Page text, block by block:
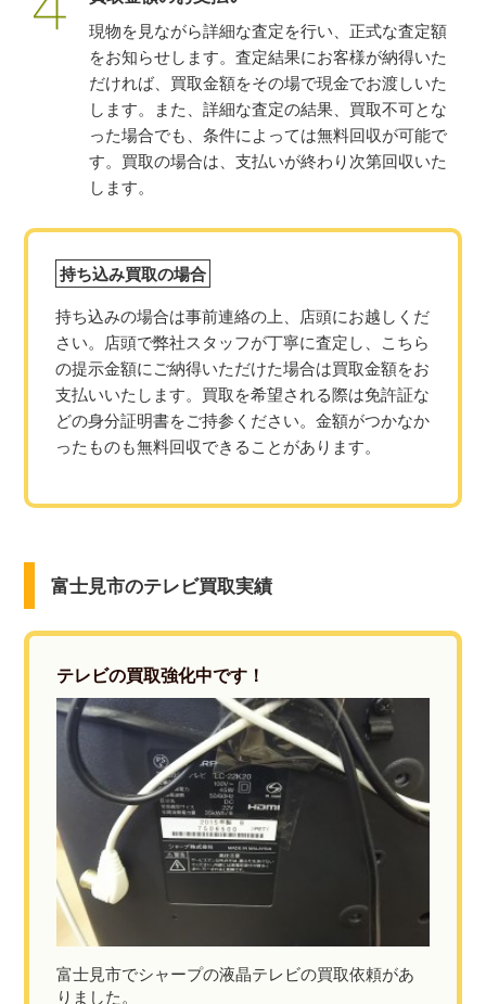
現物を見ながら詳細な査定を行い、正式な査定額
をお知らせします。査定結果にお客様が納得いた
だければ、買取金額をその場で現金でお渡しいた
します。また、詳細な査定の結果、買取不可とな
った場合でも、条件によっては無料回収が可能で
す。買取の場合は、支払いが終わり次第回収いた
します。
持ち込み買取の場合
持ち込みの場合は事前連絡の上、店頭にお越しくだ
さい。店頭で弊社スタッフが丁寧に査定し、こちら
の提示金額にご納得いただけた場合は買取金額をお
支払いいたします。買取を希望される際は免許証な
どの身分証明書をご持参ください。金額がつかなか
ったものも無料回収できることがあります。
富士見市のテレビ買取実績
テレビの買取強化中です！
富士見市でシャープの液晶テレビの買取依頼があ
りました。